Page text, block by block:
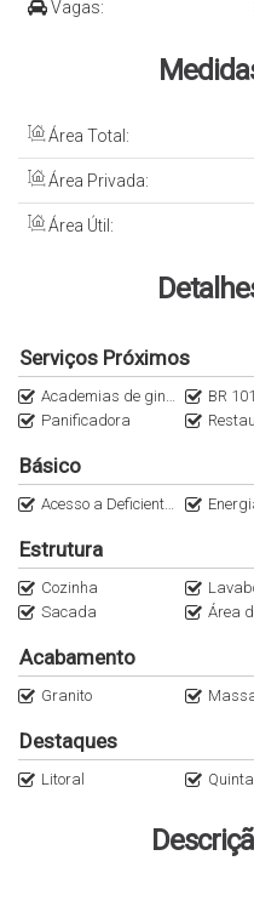
Vagas:
Área Total:
Área Privada:
Área Útil:
Serviços Próximos
Academias de ginástica BR 101
Panificadora
Básico
Acesso a Deficientes
Estrutura
Cozinha
Sacada
Área
Acabamento
Granito
Destaques
Litoral Quintal